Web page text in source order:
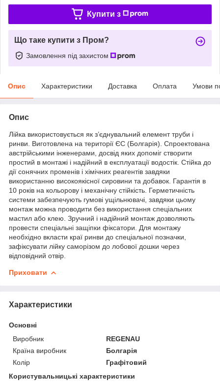
Купити з
Що таке купити з Пром?
Замовлення під захистом
Опис Характеристики Доставка Оплата Умови
Опис
Лійка використовується як з’єднувальний елемент труби і
ринви. Виготовлена на території ЄС (Болгарія). Спроектована
австрійськими інженерами, досвід яких допоміг створити
простий в монтажі і надійний в експлуатації водостік. Стійка до
дії сонячних променів і хімічних реагентів завдяки
використанню високоякісної сировини та добавок. Гарантія в
10 років на кольорову і механічну стійкість. Герметичність
системи забезпечують гумові ущільнювачі, завдяки цьому
монтаж можна проводити без використання спеціальних
мастил або клею. Зручний і надійний монтаж дозволяють
провести спеціальні защіпки фіксатори. Для монтажу
необхідно вкласти краї ринви до спеціальної позначки,
зафіксувати лійку саморізом до лобової дошки через
відповідний отвір.
Приховати
Характеристики
Основні
Виробник
REGENAU
Країна виробник
Болгарія
Колір
Графітовий
Користувальницькі характеристики